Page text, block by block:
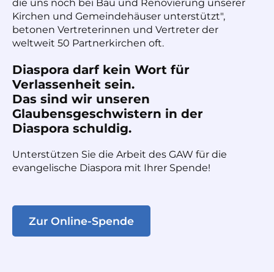
die uns noch bei Bau und Renovierung unserer
Kirchen und Gemeindehäuser unterstützt",
betonen Vertreterinnen und Vertreter der
weltweit 50 Partnerkirchen oft.
Diaspora darf kein Wort für
Verlassenheit sein.
Das sind wir unseren
Glaubensgeschwistern in der
Diaspora schuldig.
Unterstützen Sie die Arbeit des GAW für die
evangelische Diaspora mit Ihrer Spende!
Zur Online-Spende